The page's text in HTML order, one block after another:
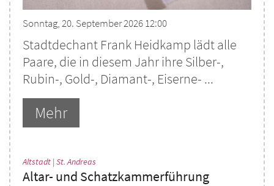
Sonntag, 20. September 2026 12:00
Stadtdechant Frank Heidkamp lädt alle
Paare, die in diesem Jahr ihre Silber-,
Rubin-, Gold-, Diamant-, Eiserne- ...
Mehr
Altstadt | St. Andreas
Altar- und Schatzkammerführung